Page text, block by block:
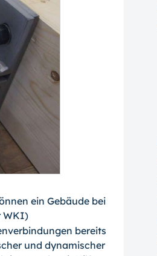
ein Gebäude bei
WKI)
bereits
und dynamischer